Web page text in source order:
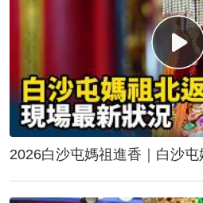
2026白沙屯媽祖進香｜白沙